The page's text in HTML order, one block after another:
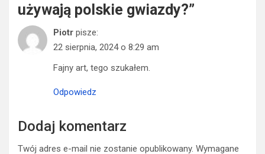
używają polskie gwiazdy?”
Piotr pisze:
22 sierpnia, 2024 o 8:29 am
Fajny art, tego szukałem.
Odpowiedz
Dodaj komentarz
Twój adres e-mail nie zostanie opublikowany. Wymagane